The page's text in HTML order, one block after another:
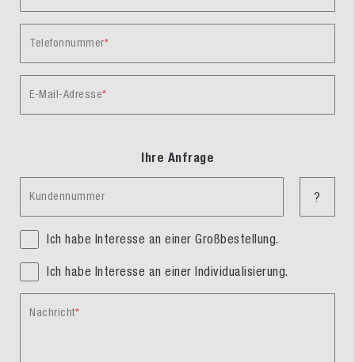
Telefonnummer
E-Mail-Adresse
Ihre Anfrage
Kundennummer ?
Ich habe Interesse an einer Großbestellung.
Ich habe Interesse an einer Individualisierung.
Nachricht